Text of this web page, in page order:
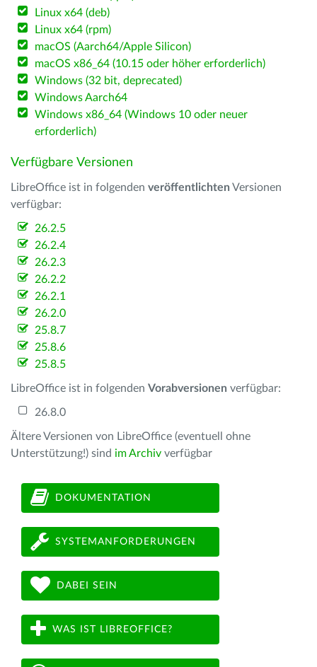
Linux x64 (deb)
Linux x64 (rpm)
macOS (Aarch64/Apple Silicon)
macOS x86_64 (10.15 oder höher erforderlich)
Windows (32 bit, deprecated)
Windows Aarch64
Windows x86_64 (Windows 10 oder neuer
erforderlich)
Verfügbare Versionen
LibreOffice ist in folgenden veröffentlichten Versionen
verfügbar:
26.2.5
26.2.4
26.2.3
26.2.2
26.2.1
26.2.0
25.8.7
25.8.6
25.8.5
LibreOffice ist in folgenden Vorabversionen verfügbar:
26.8.0
Ältere Versionen von LibreOffice (eventuell ohne
Unterstützung!) sind im Archiv verfügbar
DOKUMENTATION
SYSTEMANFORDERUNGEN
DABEI SEIN
WAS IST LIBREOFFICE?